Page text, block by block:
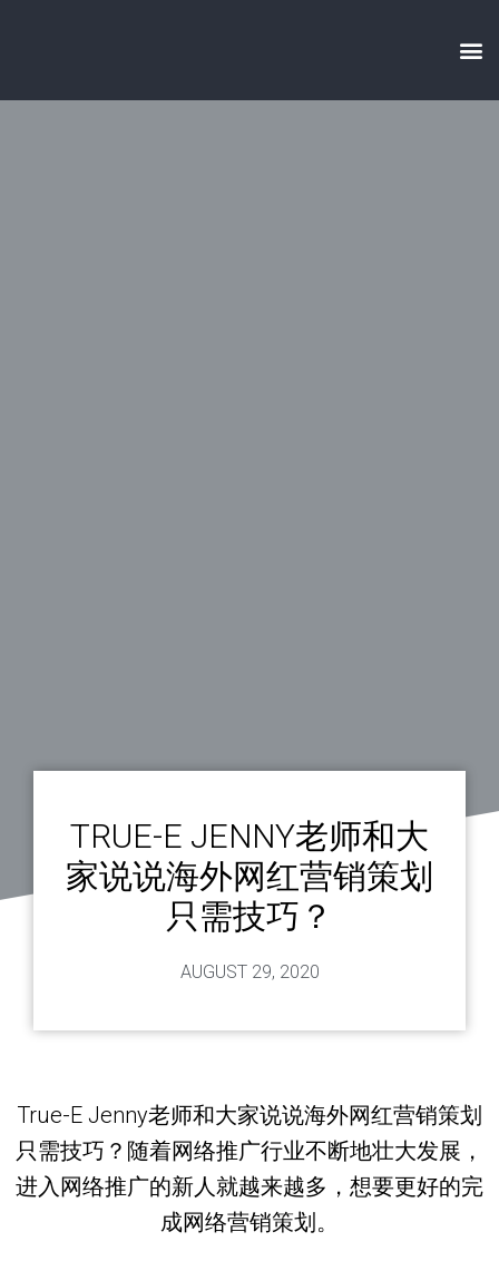
TRUE-E JENNY老师和大
家说说海外网红营销策划
只需技巧？
AUGUST 29, 2020
True-E Jenny老师和大家说说海外网红营销策划
只需技巧？随着网络推广行业不断地壮大发展，
进入网络推广的新人就越来越多，想要更好的完
成网络营销策划。